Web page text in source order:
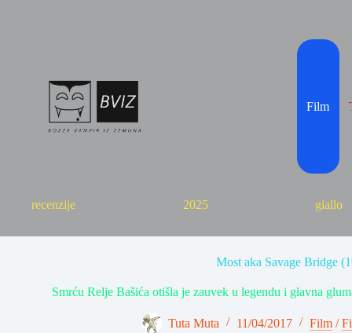
Film
recenzije 2025 giallo
Most aka Savage Bridge
Smrću Relje Bašića otišla je zauvek u legendu i glavna
Tuta Muta 11/04/2017 Film /